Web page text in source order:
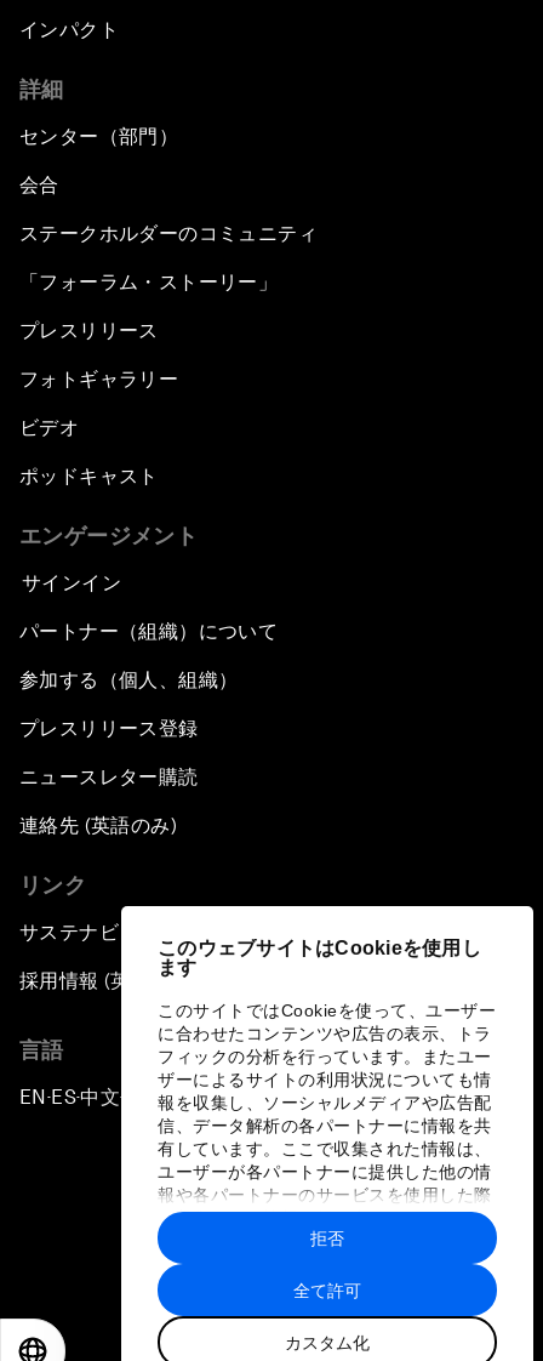
このウェブサイトはCookieを使用し
ます
このサイトではCookieを使って、ユーザー
に合わせたコンテンツや広告の表示、トラ
フィックの分析を行っています。またユー
ザーによるサイトの利用状況についても情
報を収集し、ソーシャルメディアや広告配
信、データ解析の各パートナーに情報を共
有しています。ここで収集された情報は、
ユーザーが各パートナーに提供した他の情
報や各パートナーのサービスを使用した際
に収集された情報と組み合わされ、各パー
トナーによって使用されることがありま
す。
全て許可
カスタム化
拒否
インパクト
詳細
センター（部門）
会合
ステークホルダーのコミュニティ
「フォーラム・ストーリー」
プレスリリース
フォトギャラリー
ビデオ
ポッドキャスト
エンゲージメント
サインイン
パートナー（組織）について
参加する（個人、組織）
プレスリリース登録
ニュースレター購読
連絡先 (英語のみ)
リンク
サステナビリティへの取り組み
採用情報 (英語のみ)
言語
EN ▪ES▪中文▪ 日本語
プライバシーポリシーと利用規約
サイトマップ
©
世界経済フォーラム